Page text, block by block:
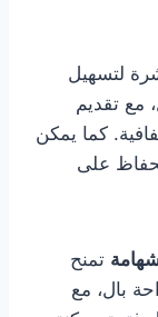
لتسهيل
مع تقديم
كما يمكن
على
تمنح
بال، مع